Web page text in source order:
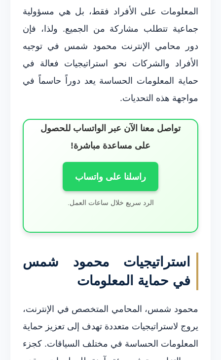
المعلومات على الأفراد فقط، بل هي مسؤولية
جماعية تتطلب مشاركة من الجميع. ولذا، فإن
دور محامي الإنترنت محمود شمس في توجيه
الأفراد والشركات نحو استراتيجيات فعالة في
حماية المعلومات الحساسة يعد دوراً حاسماً في
مواجهة هذه التحديات.
تواصل معنا الآن عبر الواتساب للحصول
على مساعدة مباشرة!
راسلنا على واتساب
الرد سريع خلال ساعات العمل.
استراتيجيات محمود شمس
في حماية المعلومات
محمود شمس، المحامي المتخصص في الإنترنت،
يروج لاستراتيجيات متعددة تهدف إلى تعزيز حماية
المعلومات الحساسة في مختلف السياقات. كجزء